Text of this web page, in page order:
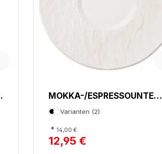
MOKKA-/ESPRESSOUNTERT
ASSE, MANUFACTURE ROCK
Varianten (2)
* 14,00 €
12,95 €